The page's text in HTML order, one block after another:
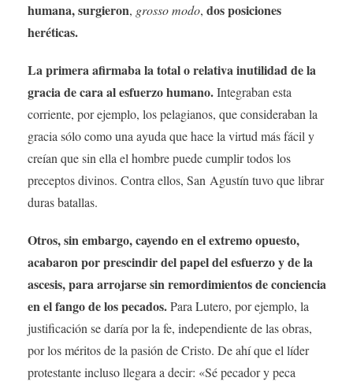
humana, surgieron, grosso modo, dos posiciones
heréticas.
La primera afirmaba la total o relativa inutilidad de la
gracia de cara al esfuerzo humano.Integraban esta
corriente, por ejemplo, los pelagianos, que consideraban la
gracia sólo como una ayuda que hace la virtud más fácil y
creían que sin ella el hombre puede cumplir todos los
preceptos divinos. Contra ellos, San Agustín tuvo que librar
duras batallas.
Otros, sin embargo, cayendo en el extremo opuesto,
acabaron por prescindir del papel del esfuerzo y de la
ascesis, para arrojarse sin remordimientos de conciencia
en el fango de los pecados.Para Lutero, por ejemplo, la
justificación se daría por la fe, independiente de las obras,
por los méritos de la pasión de Cristo. De ahí que el líder
protestante incluso llegara a decir: «Sé pecador y peca